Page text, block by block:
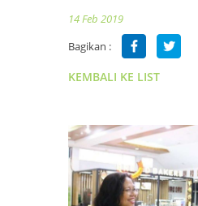
14 Feb 2019
Bagikan :
KEMBALI KE LIST